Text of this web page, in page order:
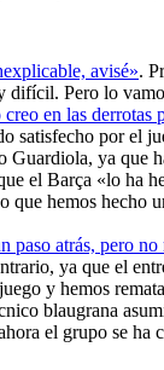
avisé».
difícil. Pero lo
en las derrotas
satisfecho por el
Guardiola, ya que
el Barça «lo ha
hemos hecho
paso atrás, pero
ya que el
y hemos
blaugrana
el grupo se